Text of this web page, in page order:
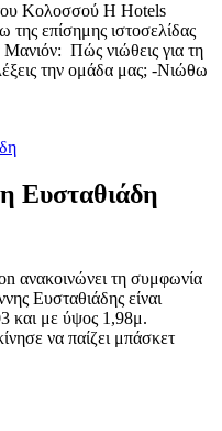
Κολοσσού H Hotels
επίσημης ιστοσελίδας
Πώς νιώθεις για τη
την ομάδα μας; -Νιώθω
Ευσταθιάδη
τη συμφωνία
Ευσταθιάδης είναι
και με ύψος 1,98μ.
να παίζει μπάσκετ